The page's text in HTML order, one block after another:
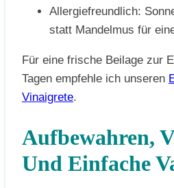
Allergiefreundlich:
statt Mandelmus für
Für eine frische Beilage zur
Tagen empfehle ich unseren
Vinaigrete.
Aufbewahren,
Und Einfache